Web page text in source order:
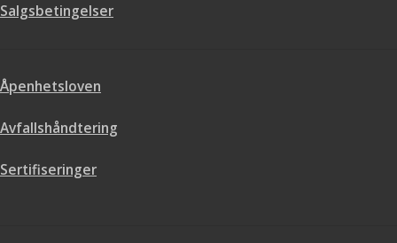
Salgsbetingelser
Åpenhetsloven
Avfallshåndtering
Sertifiseringer